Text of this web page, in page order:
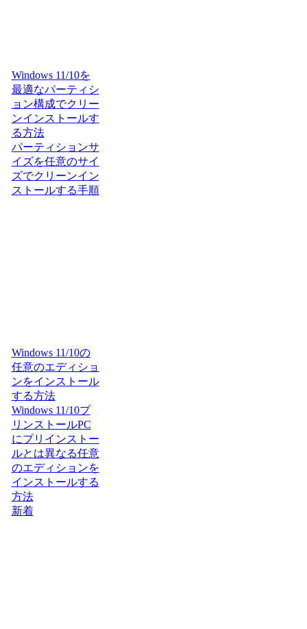
Windows 11/10を
最適なパーティシ
ョン構成でクリー
ンインストールす
る方法
パーティションサ
イズを任意のサイ
ズでクリーンイン
ストールする手順
Windows 11/10の
任意のエディショ
ンをインストール
する方法
Windows 11/10プ
リンストールPC
にプリインストー
ルとは異なる任意
のエディションを
インストールする
方法
新着